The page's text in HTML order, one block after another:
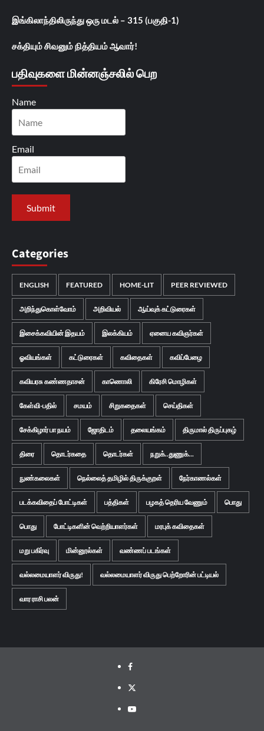
இங்கிலாந்திலிருந்து ஒரு மடல் – 315 (பகுதி-1)
சக்தியும் சிவனும் நித்தியம் ஆவார்!
பதிவுகளை மின்னஞ்சலில் பெற
Name
Email
Categories
ENGLISH FEATURED HOME-LIT PEER REVIEWED
அறிந்துகொள்வோம் அறிவியல் ஆய்வுக் கட்டுரைகள்
இசைக்கவியின் இதயம் இலக்கியம் ஏனைய கவிஞர்கள்
ஓவியங்கள் கட்டுரைகள் கவிதைகள் கவிப்பேழை
கவியரசு கண்ணதாசன் காணொலி கிரேசி மொழிகள்
கேள்வி-பதில் சமயம் சிறுகதைகள் செய்திகள்
சேக்கிழார் பா நயம் ஜோதிடம் தலையங்கம் திருமால் திருப்புகழ்
திரை தொடர்கதை தொடர்கள் நறுக்..துணுக்...
நுண்கலைகள் நெல்லைத் தமிழில் திருக்குறள் நேர்காணல்கள்
படக்கவிதைப் போட்டிகள் பத்திகள் பழகத் தெரிய வேணும் பொது
பொது போட்டிகளின் வெற்றியாளர்கள் மரபுக் கவிதைகள்
மறு பகிர்வு மின்னூல்கள் வண்ணப் படங்கள்
வல்லமையாளர் விருது! வல்லமையாளர் விருது பெற்றோரின் பட்டியல்
வார ராசி பலன்
Facebook
Twitter
Youtube